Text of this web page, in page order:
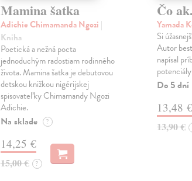
Mamina šatka
Adichie Chimamanda Ngozi |
Kniha
Poetická a nežná pocta
jednoduchým radostiam rodinného
života. Mamina šatka je debutovou
detskou knižkou nigérijskej
spisovateľky Chimamandy Ngozi
Adichie.
Na sklade ?
14,25 €
15,00 € ?
Čo
Yamada
Si
Autor
napísal
Do 5 dní
13,48 €
13,90 €